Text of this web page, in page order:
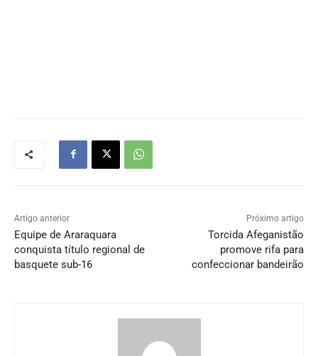
Artigo anterior
Equipe de Araraquara
conquista título regional de
basquete sub-16
Próximo artigo
Torcida Afeganistão
promove rifa para
confeccionar bandeirão